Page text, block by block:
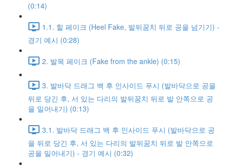
(0:14)
1.1. 힐 페이크 (Heel Fake, 발뒤꿈치 뒤로 공을 넘기기) -
경기 예시 (0:28)
2. 발목 페이크 (Fake from the ankle) (0:15)
3. 발바닥 드래그 백 후 인사이드 푸시 (발바닥으로 공을
뒤로 당긴 후, 서 있는 다리의 발뒤꿈치 뒤로 발 안쪽으로 공
을 밀어내기) (0:13)
3.1. 발바닥 드래그 백 후 인사이드 푸시 (발바닥으로 공
을 뒤로 당긴 후, 서 있는 다리의 발뒤꿈치 뒤로 발 안쪽으로
공을 밀어내기) - 경기 예시 (0:32)